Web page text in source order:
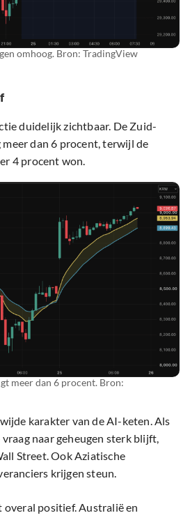
omhoog. Bron: TradingView
duidelijk zichtbaar. De Zuid-
meer dan 6 procent, terwijl de
4 procent won.
meer dan 6 procent. Bron:
karakter van de AI-keten. Als
naar geheugen sterk blijft,
Street. Ook Aziatische
krijgen steun.
overal positief. Australië en